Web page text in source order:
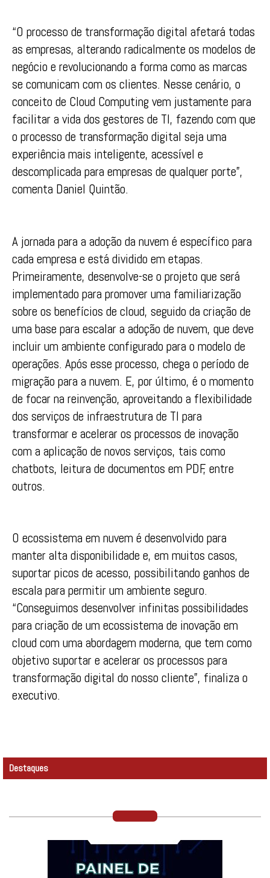
“O processo de transformação digital afetará todas
as empresas, alterando radicalmente os modelos de
negócio e revolucionando a forma como as marcas
se comunicam com os clientes. Nesse cenário, o
conceito de Cloud Computing vem justamente para
facilitar a vida dos gestores de TI, fazendo com que
o processo de transformação digital seja uma
experiência mais inteligente, acessível e
descomplicada para empresas de qualquer porte”,
comenta Daniel Quintão.
A jornada para a adoção da nuvem é específico para
cada empresa e está dividido em etapas.
Primeiramente, desenvolve-se o projeto que será
implementado para promover uma familiarização
sobre os benefícios de cloud, seguido da criação de
uma base para escalar a adoção de nuvem, que deve
incluir um ambiente configurado para o modelo de
operações. Após esse processo, chega o período de
migração para a nuvem. E, por último, é o momento
de focar na reinvenção, aproveitando a flexibilidade
dos serviços de infraestrutura de TI para
transformar e acelerar os processos de inovação
com a aplicação de novos serviços, tais como
chatbots, leitura de documentos em PDF, entre
outros.
O ecossistema em nuvem é desenvolvido para
manter alta disponibilidade e, em muitos casos,
suportar picos de acesso, possibilitando ganhos de
escala para permitir um ambiente seguro.
“Conseguimos desenvolver infinitas possibilidades
para criação de um ecossistema de inovação em
cloud com uma abordagem moderna, que tem como
objetivo suportar e acelerar os processos para
transformação digital do nosso cliente”, finaliza o
executivo.
Destaques